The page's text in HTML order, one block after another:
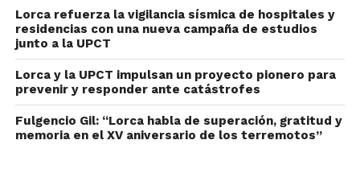
Lorca refuerza la vigilancia sísmica de hospitales y
residencias con una nueva campaña de estudios
junto a la UPCT
Lorca y la UPCT impulsan un proyecto pionero para
prevenir y responder ante catástrofes
Fulgencio Gil: “Lorca habla de superación, gratitud y
memoria en el XV aniversario de los terremotos”